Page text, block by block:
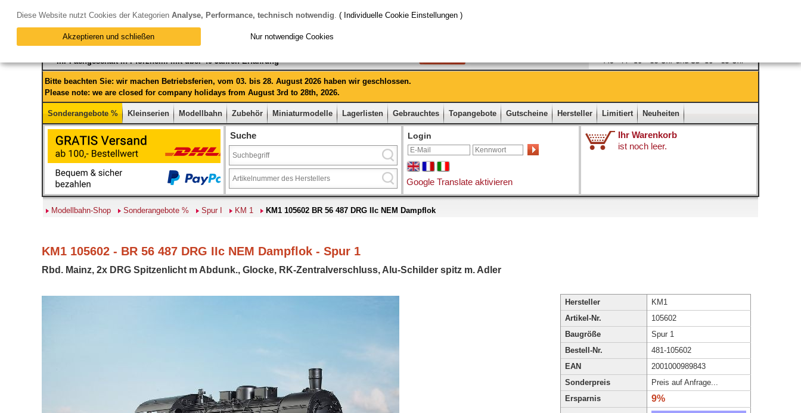
Ihr Fachgeschäft in Pforzheim mit über 40 Jahren Erfahrung
Bitte beachten Sie: wir machen Betriebsferien, vom 03. bis 28. August 2026 haben wir geschlossen.
Please note: we are closed for company holidays from August 3rd to 28th, 2026.
Sonderangebote % Kleinserien Modellbahn Zubehör Miniaturmodelle Lagerlisten Gebrauchtes Topangebote Gutscheine Hersteller Limitiert Neuheiten
Suche Login
Google Translate aktivieren
Ihr Warenkorb
ist noch leer.
Modellbahn-Shop Sonderangebote % Spur I KM 1 KM1 105602 BR 56 487 DRG IIc NEM Dampflok
KM1 105602 - BR 56 487 DRG IIc NEM Dampflok - Spur 1
Rbd. Mainz, 2x DRG Spitzenlicht m Abdunk., Glocke, RK-Zentralverschluss, Alu-Schilder spitz m. Adler
Hersteller
KM1
Artikel-Nr.
105602
Baugröße
Spur 1
Bestell-Nr.
481-105602
EAN
2001000989843
Sonderpreis
Preis auf Anfrage...
Ersparnis
9%
Diese Website nutzt Cookies der Kategorien Analyse, Performance, technisch notwendig. ( Individuelle Cookie Einstellungen )
Akzeptieren und schließen Nur notwendige Cookies